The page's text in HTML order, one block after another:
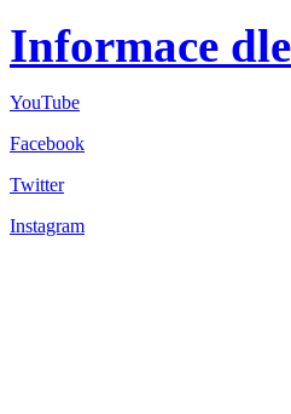
Informace
YouTube
Facebook
Twitter
Instagram